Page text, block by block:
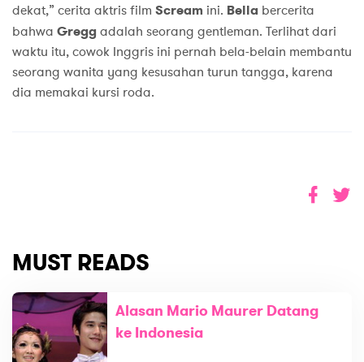
dekat,” cerita aktris film Scream ini. Bella bercerita
bahwa Greggadalah seorang gentleman. Terlihat dari
waktu itu, cowok Inggris ini pernah bela-belain membantu
seorang wanita yang kesusahan turun tangga, karena
dia memakai kursi roda.
MUST READS
Alasan Mario Maurer Datang
ke Indonesia